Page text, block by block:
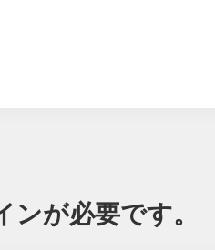
が必要です。